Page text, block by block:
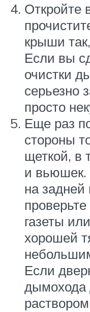
Откройте
крыши
Если вы
очистки
серьезно
просто
Еще раз
стороны
щеткой, в
и вьюшек.
на задней
газеты
хорошей
Если
дымохода